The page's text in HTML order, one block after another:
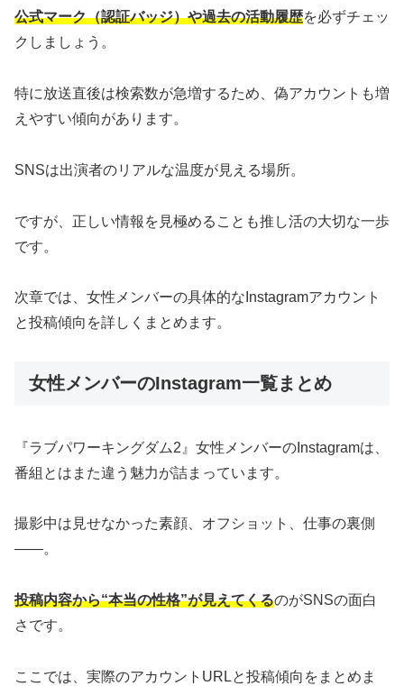
公式マーク（認証バッジ）や過去の活動履歴を必ずチェッ
クしましょう。
特に放送直後は検索数が急増するため、偽アカウントも増
えやすい傾向があります。
SNSは出演者のリアルな温度が見える場所。
ですが、正しい情報を見極めることも推し活の大切な一歩
です。
次章では、女性メンバーの具体的なInstagramアカウント
と投稿傾向を詳しくまとめます。
女性メンバーのInstagram一覧まとめ
『ラブパワーキングダム2』女性メンバーのInstagramは、
番組とはまた違う魅力が詰まっています。
撮影中は見せなかった素顔、オフショット、仕事の裏側
――。
投稿内容から“本当の性格”が見えてくるのがSNSの面白
さです。
ここでは、実際のアカウントURLと投稿傾向をまとめま